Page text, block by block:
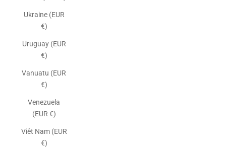
Ukraine (EUR
€)
Uruguay (EUR
€)
Vanuatu (EUR
€)
Venezuela
(EUR €)
Viêt Nam (EUR
€)